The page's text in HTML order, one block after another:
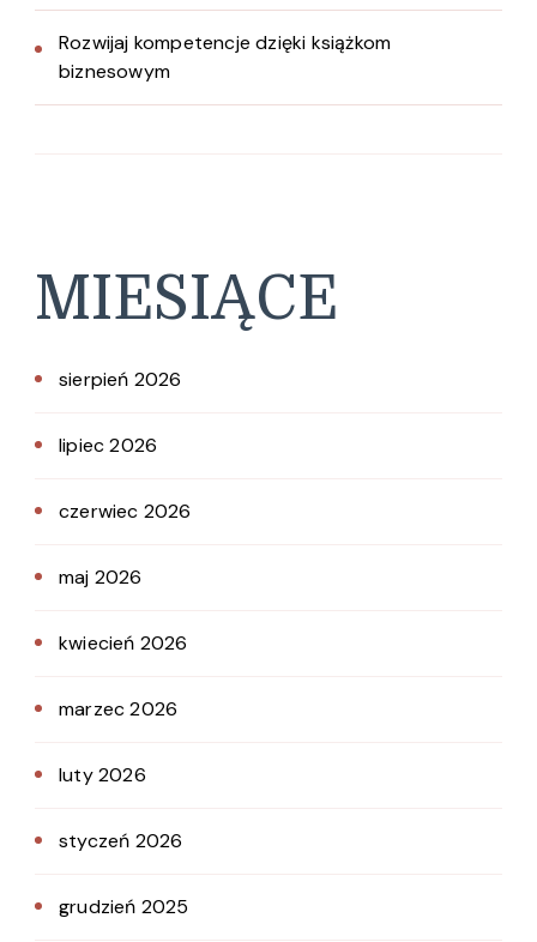
Rozwijaj kompetencje dzięki książkom
biznesowym
MIESIĄCE
sierpień 2026
lipiec 2026
czerwiec 2026
maj 2026
kwiecień 2026
marzec 2026
luty 2026
styczeń 2026
grudzień 2025